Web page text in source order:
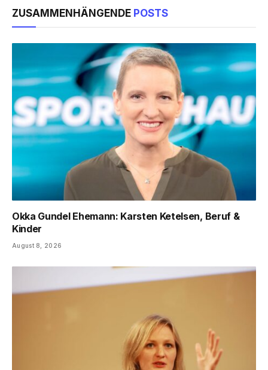
ZUSAMMENHÄNGENDE POSTS
Okka Gundel Ehemann: Karsten Ketelsen, Beruf &
Kinder
August 8, 2026